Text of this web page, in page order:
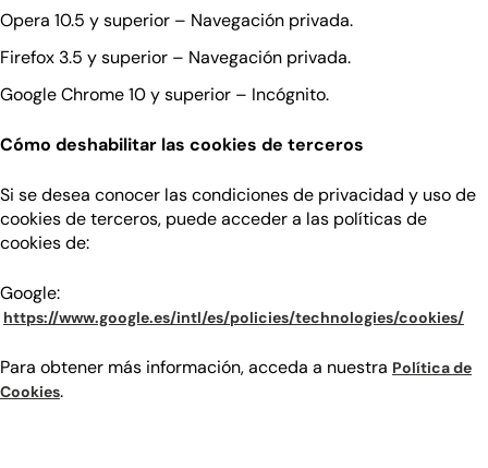
Opera 10.5 y superior – Navegación privada.
Firefox 3.5 y superior – Navegación privada.
Google Chrome 10 y superior – Incógnito.
Cómo deshabilitar las cookies de terceros
Si se desea conocer las condiciones de privacidad y uso de
cookies de terceros, puede acceder a las políticas de
cookies de:
Google:
https://www.google.es/intl/es/policies/technologies/cookies/
Para obtener más información, acceda a nuestra Política de
Cookies.